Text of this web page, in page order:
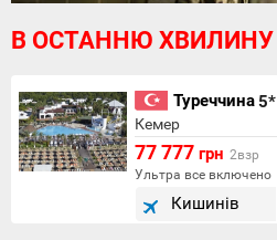
В ОСТАННЮ ХВИЛИНУ
Туреччина5*
Кемер
77 777 грн 2взр
Ультра все включено
Кишинів